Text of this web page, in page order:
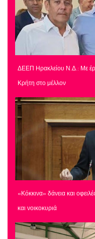
ΔΕΕΠ Ηρακλείου Ν.Δ.: Με
Κρήτη στο μέλλον
«Κόκκινα» δάνεια και
και νοικοκυριά